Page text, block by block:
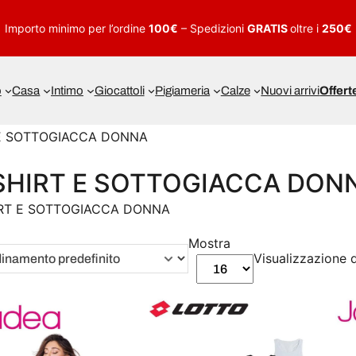
Importo minimo per l’ordine 100€ – Spedizioni GRATISoltre i 250€
Casa Intimo Giocattoli Pigiameria Calze Nuovi arrivi
DONNA
E SOTTOGIACCA
E SOTTOGIACCA DONNA
Mostra
Visualizzazione